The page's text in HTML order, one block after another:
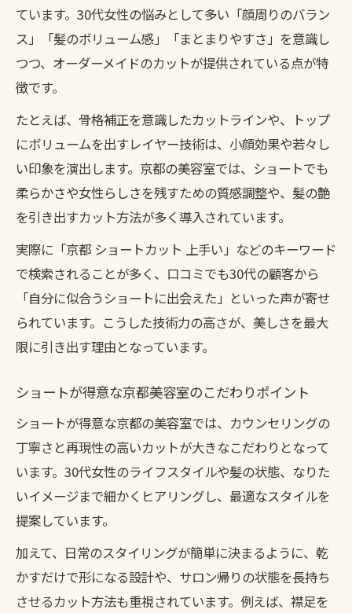
ています。30代女性の悩みとして多い「顔周りのバラン
ス」「髪のボリューム感」「まとまりやすさ」を意識し
つつ、オーダーメイドのカットが提供されている点が特
徴です。
たとえば、骨格補正を意識したカットラインや、トップ
にボリュームを出すレイヤー技術は、小顔効果や若々し
い印象を演出します。京都の美容室では、ショートでも
柔らかさや女性らしさを残すための質感調整や、髪の艶
を引き出すカット方法が多く導入されています。
実際に「京都 ショートカット 上手い」などのキーワード
で検索されることが多く、口コミでも30代の顧客から
「自分に似合うショートに出会えた」といった声が寄せ
られています。こうした技術力の高さが、美しさを最大
限に引き出す理由となっています。
ショートが得意な京都美容室のこだわりポイント
ショートが得意な京都の美容室では、カウンセリングの
丁寧さと再現性の高いカットが大きなこだわりとなって
います。30代女性のライフスタイルや髪の状態、なりた
いイメージまで細かくヒアリングし、最適なスタイルを
提案しています。
加えて、日常のスタイリングが簡単に決まるように、乾
かすだけで形になる設計や、サロン帰りの状態を長持ち
させるカット方法も重視されています。例えば、襟足を